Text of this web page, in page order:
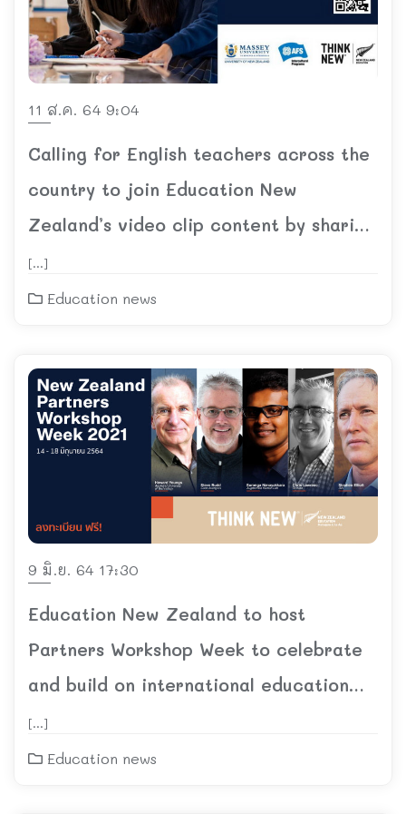
11 ส.ค. 64 9:04
Calling for English teachers across the
country to join Education New
Zealand’s video clip content by sharing
“What inspired you to become an
English teacher”
[…]
Education news
9 มิ.ย. 64 17:30
Education New Zealand to host
Partners Workshop Week to celebrate
and build on international education
relationships
[…]
Education news